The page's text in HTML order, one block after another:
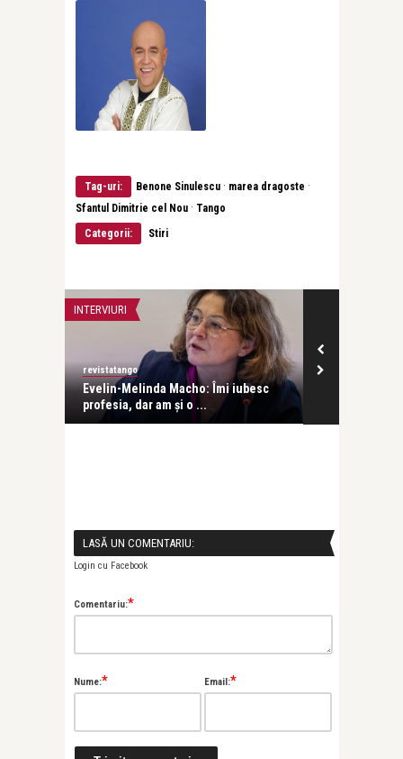
Tag-uri: Benone Sinulescu · marea dragoste ·
Sfantul Dimitrie cel Nou · Tango
Categorii:
Stiri
INTERVIURI
revistatango
Evelin-Melinda Macho: Îmi iubesc
profesia, dar am și o ...
LASĂ UN COMENTARIU:
Login cu Facebook
Comentariu:*
Nume:* Email:*